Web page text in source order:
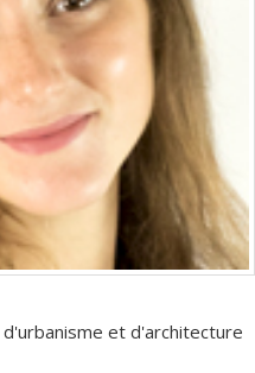
et d'architecture